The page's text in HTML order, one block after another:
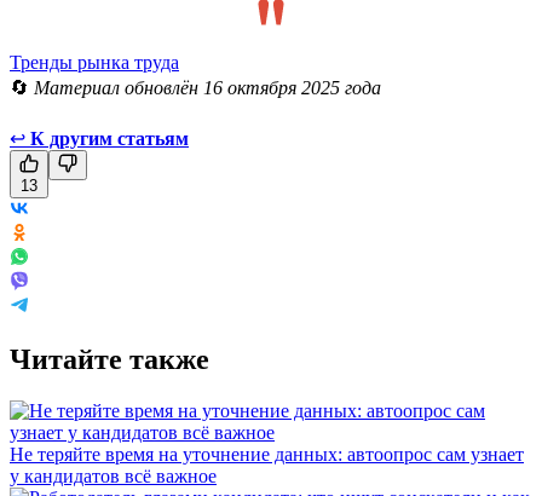
Тренды рынка труда
🔄 Материал обновлён 16 октября 2025 года
↩ К другим статьям
13
Читайте также
Не теряйте время на уточнение данных: автоопрос сам узнает
у кандидатов всё важное